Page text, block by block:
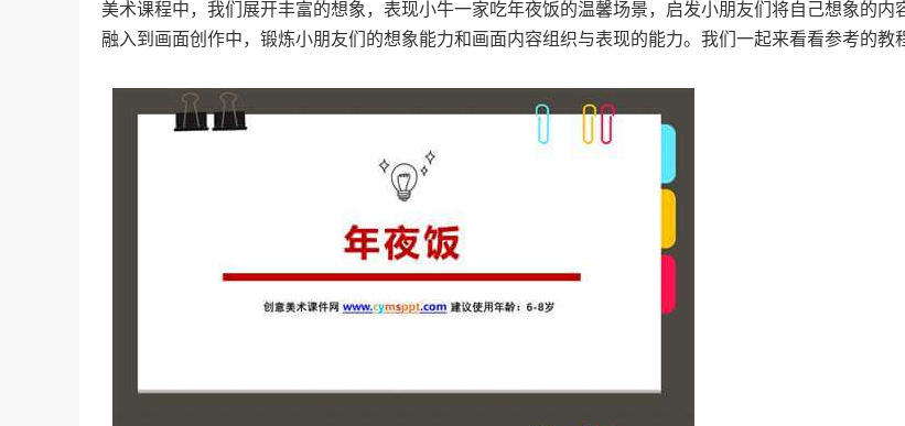
美术课程中，我们展开丰富的想象，表现小牛一家吃年夜饭的温馨场景，启发小朋友们将自己想象的内
融入到画面创作中，锻炼小朋友们的想象能力和画面内容组织与表现的能力。我们一起来看看参考的教